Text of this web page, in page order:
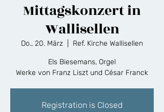
Mittagskonzert in
Wallisellen
Do., 20. März Ref. Kirche Wallisellen
Els Biesemans, Orgel
Werke von Franz Liszt und César Franck
Registration is Closed